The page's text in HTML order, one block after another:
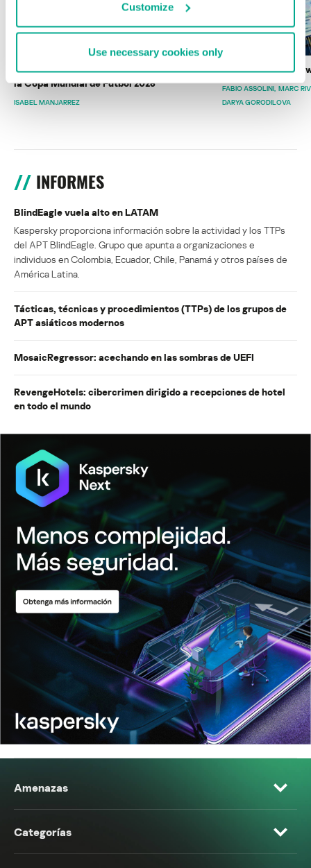
Customize
Use necessary cookies only
Wardriving en México: preparativos para
la Copa Mundial de Fútbol 2026
ISABEL MANJARREZ
Estado del
FABIO ASSOLINI MARC
DARYA GORODILOVA
INFORMES
BlindEagle vuela alto en LATAM
Kaspersky proporciona información sobre la actividad y los TTPs
del APT BlindEagle. Grupo que apunta a organizaciones e
individuos en Colombia, Ecuador, Chile, Panamá y otros países de
América Latina.
Tácticas, técnicas y procedimientos (TTPs) de los grupos de
APT asiáticos modernos
MosaicRegressor: acechando en las sombras de UEFI
RevengeHotels: cibercrimen dirigido a recepciones de hotel
en todo el mundo
Amenazas
Categorías